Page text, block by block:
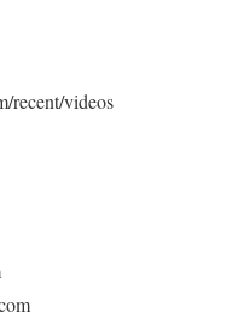
recent/videos